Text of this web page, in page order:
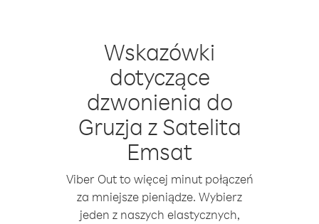
Wskazówki
dotyczące
dzwonienia do
Gruzja z Satelita
Emsat
Viber Out to więcej minut połączeń
za mniejsze pieniądze. Wybierz
jeden z naszych elastycznych,